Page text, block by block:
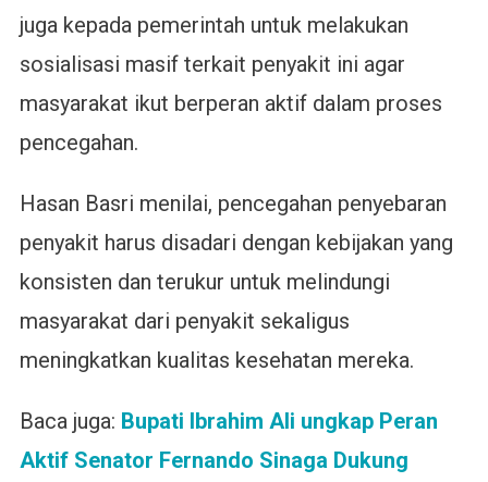
juga kepada pemerintah untuk melakukan
sosialisasi masif terkait penyakit ini agar
masyarakat ikut berperan aktif dalam proses
pencegahan.
Hasan Basri menilai, pencegahan penyebaran
penyakit harus disadari dengan kebijakan yang
konsisten dan terukur untuk melindungi
masyarakat dari penyakit sekaligus
meningkatkan kualitas kesehatan mereka.
Baca juga: Bupati Ibrahim Ali ungkap Peran
Aktif Senator Fernando Sinaga Dukung